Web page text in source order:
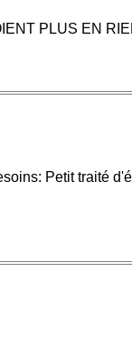
PLUS EN
Petit traité